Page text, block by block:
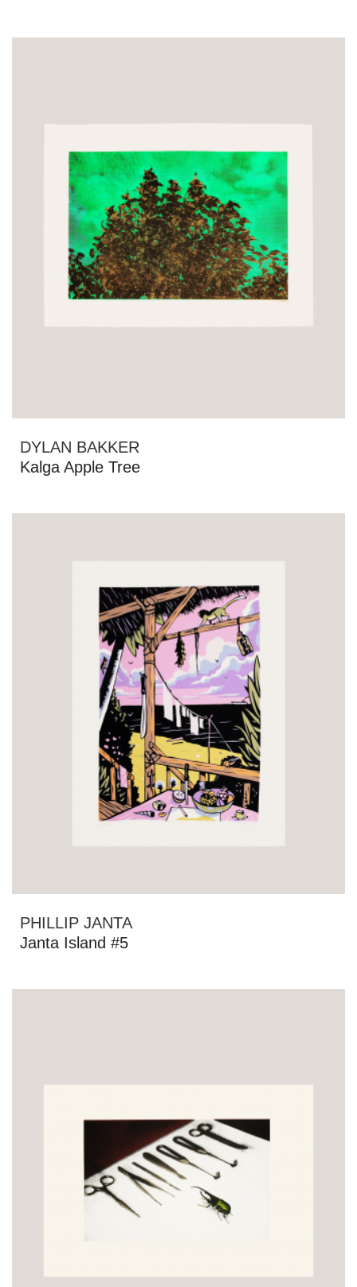
DYLAN BAKKER
Kalga Apple Tree
PHILLIP JANTA
Janta Island #5